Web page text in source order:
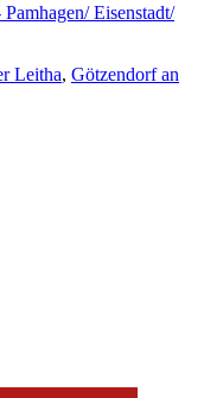
Eisenstadt/
Leitha, Götzendorf an